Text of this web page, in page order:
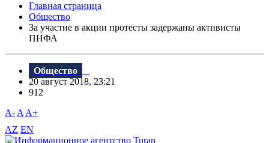
Главная страница
Общество
За участие в акции протесты задержаны активисты
ПНФА
Общество
20 август 2018, 23:21
912
A- A A+
AZ EN